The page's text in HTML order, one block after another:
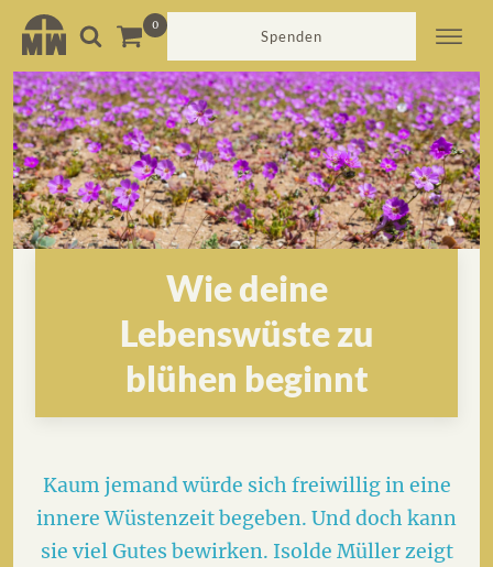
Spenden
Wie deine
Lebenswüste zu
blühen beginnt
Kaum jemand würde sich freiwillig in eine
innere Wüstenzeit begeben. Und doch kann
sie viel Gutes bewirken. Isolde Müller zeigt